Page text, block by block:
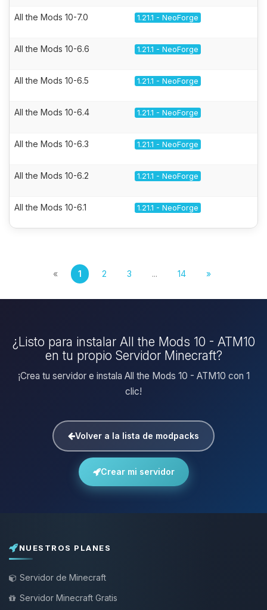
All the Mods 10-7.0 1.21.1 - NeoForge
All the Mods 10-6.6 1.21.1 - NeoForge
All the Mods 10-6.5 1.21.1 - NeoForge
All the Mods 10-6.4 1.21.1 - NeoForge
All the Mods 10-6.3 1.21.1 - NeoForge
All the Mods 10-6.2 1.21.1 - NeoForge
All the Mods 10-6.1 1.21.1 - NeoForge
« 1 2 3 ... 14 »
¿Listo para instalar All the Mods 10 - ATM10
en tu propio Servidor Minecraft?
¡Crea tu servidor e instala All the Mods 10 - ATM10 con 1
clic!
Volver a la lista de modpacks
Crear mi servidor
NUESTROS PLANES
Servidor de Minecraft
Servidor Minecraft Gratis